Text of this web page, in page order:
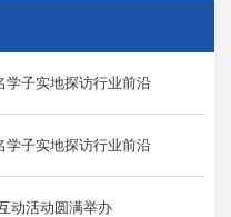
学子实地探访行业前沿
学子实地探访行业前沿
动活动圆满举办